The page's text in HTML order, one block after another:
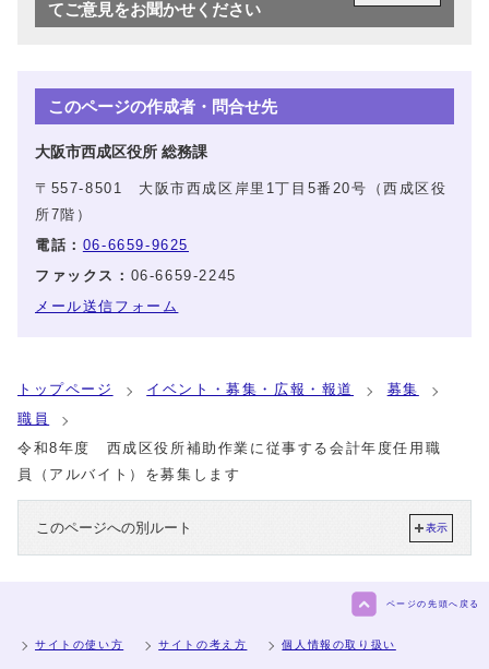
てご意見をお聞かせください
このページの作成者・問合せ先
大阪市西成区役所 総務課
〒557-8501 大阪市西成区岸里1丁目5番20号（西成区役
所7階）
電話： 06-6659-9625
ファックス： 06-6659-2245
メール送信フォーム
トップページ イベント・募集・広報・報道
募集
職員
令和8年度 西成区役所補助作業に従事する会計年度任用職
員（アルバイト）を募集します
このページへの別ルート 表示
ページの先頭へ戻る
サイトの使い方 サイトの考え方 個人情報の取り扱い